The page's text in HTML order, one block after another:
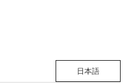
日本語